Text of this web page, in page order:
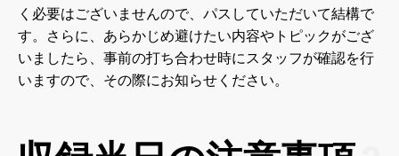
く必要はございませんので、パスしていただいて結構で
す。さらに、あらかじめ避けたい内容やトピックがござ
いましたら、事前の打ち合わせ時にスタッフが確認を行
いますので、その際にお知らせください。